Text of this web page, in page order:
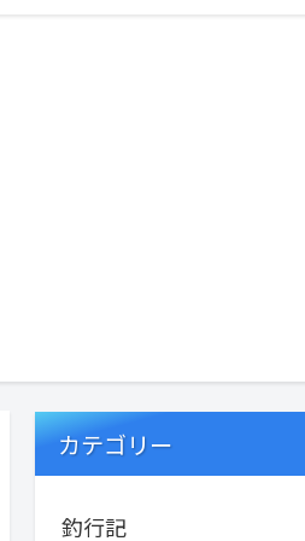
カテゴリー
釣行記